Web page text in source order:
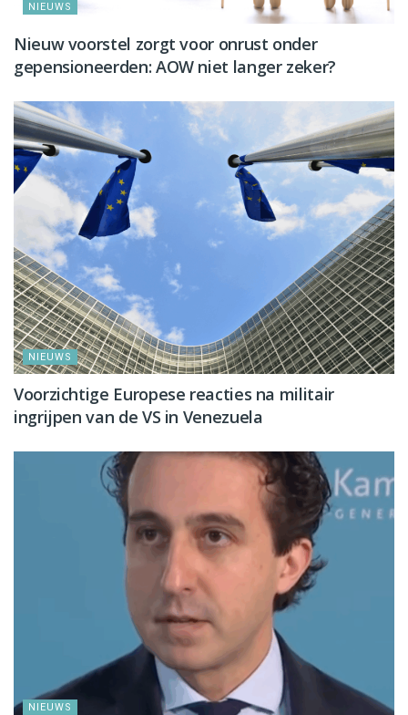
NIEUWS
Nieuw voorstel zorgt voor onrust onder
gepensioneerden: AOW niet langer zeker?
NIEUWS
Voorzichtige Europese reacties na militair
ingrijpen van de VS in Venezuela
NIEUWS